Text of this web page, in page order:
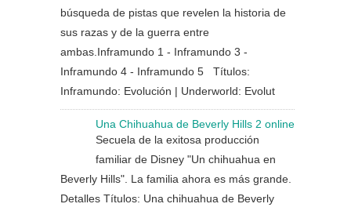
búsqueda de pistas que revelen la historia de
sus razas y de la guerra entre
ambas.Inframundo 1 - Inframundo 3 -
Inframundo 4 - Inframundo 5 Títulos:
Inframundo: Evolución | Underworld: Evolut
Una Chihuahua de Beverly Hills 2 online
Secuela de la exitosa producción
familiar de Disney "Un chihuahua en
Beverly Hills". La familia ahora es más grande.
Detalles Títulos: Una chihuahua de Beverly